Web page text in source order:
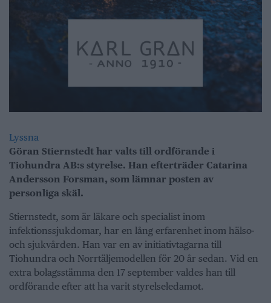
Lyssna
Göran Stiernstedt har valts till ordförande i
Tiohundra AB:s styrelse. Han efterträder Catarina
Andersson Forsman, som lämnar posten av
personliga skäl.
Stiernstedt, som är läkare och specialist inom
infektionssjukdomar, har en lång erfarenhet inom hälso-
och sjukvården. Han var en av initiativtagarna till
Tiohundra och Norrtäljemodellen för 20 år sedan. Vid en
extra bolagsstämma den 17 september valdes han till
ordförande efter att ha varit styrelseledamot.